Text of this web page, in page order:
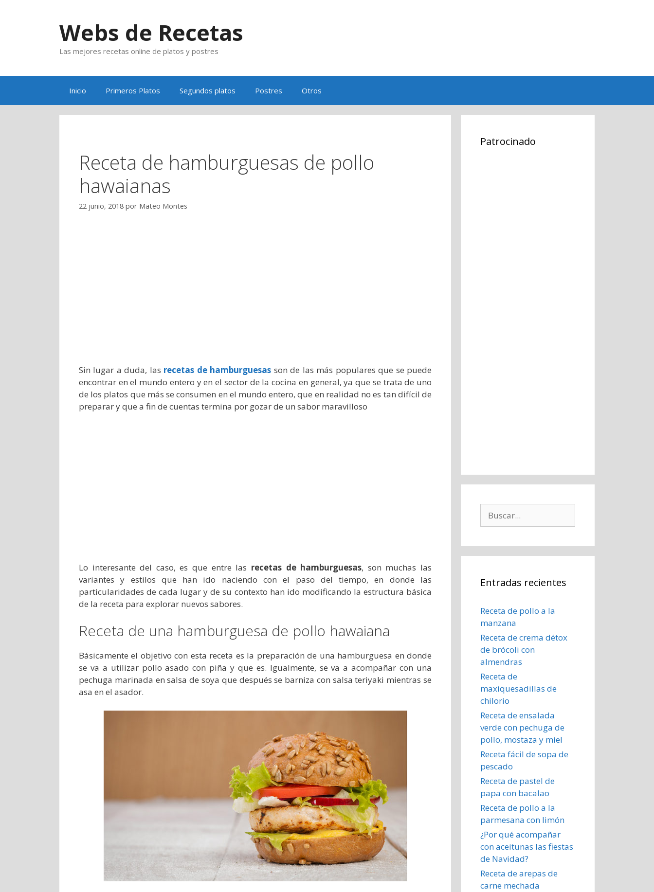
Webs de Recetas
Las mejores recetas online de platos y postres
Inicio Primeros Platos Segundos platos Postres Otros
Receta de hamburguesas de pollo
hawaianas
22 junio, 2018 por Mateo Montes
Sin lugar a duda, las recetas de hamburguesas son de las más populares que se puede
encontrar en el mundo entero y en el sector de la cocina en general, ya que se trata de uno
de los platos que más se consumen en el mundo entero, que en realidad no es tan difícil de
preparar y que a fin de cuentas termina por gozar de un sabor maravilloso
Lo interesante del caso, es que entre las recetas de hamburguesas, son muchas las
variantes y estilos que han ido naciendo con el paso del tiempo, en donde las
particularidades de cada lugar y de su contexto han ido modificando la estructura básica
de la receta para explorar nuevos sabores.
Receta de una hamburguesa de pollo hawaiana
Básicamente el objetivo con esta receta es la preparación de una hamburguesa en donde
se va a utilizar pollo asado con piña y que es. Igualmente, se va a acompañar con una
pechuga marinada en salsa de soya que después se barniza con salsa teriyaki mientras se
asa en el asador.
Patrocinado
Entradas recientes
Receta de pollo a la
manzana
Receta de crema détox
de brócoli con
almendras
Receta de
maxiquesadillas de
chilorio
Receta de ensalada
verde con pechuga de
pollo, mostaza y miel
Receta fácil de sopa de
pescado
Receta de pastel de
papa con bacalao
Receta de pollo a la
parmesana con limón
¿Por qué acompañar
con aceitunas las fiestas
de Navidad?
Receta de arepas de
carne mechada